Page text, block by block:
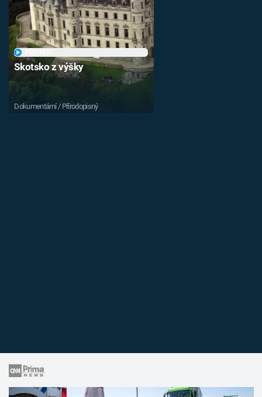
Skotsko z výšky
Dokumentární / Přírodopisný